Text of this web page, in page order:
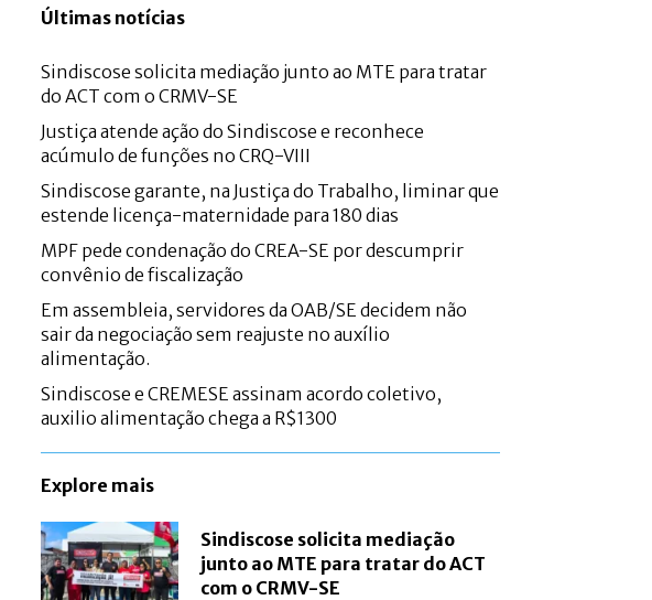
Últimas notícias
Sindiscose solicita mediação junto ao MTE para tratar
do ACT com o CRMV-SE
Justiça atende ação do Sindiscose e reconhece
acúmulo de funções no CRQ-VIII
Sindiscose garante, na Justiça do Trabalho, liminar que
estende licença-maternidade para 180 dias
MPF pede condenação do CREA-SE por descumprir
convênio de fiscalização
Em assembleia, servidores da OAB/SE decidem não
sair da negociação sem reajuste no auxílio
alimentação.
Sindiscose e CREMESE assinam acordo coletivo,
auxilio alimentação chega a R$1300
Explore mais
Sindiscose solicita mediação
junto ao MTE para tratar do ACT
com o CRMV-SE